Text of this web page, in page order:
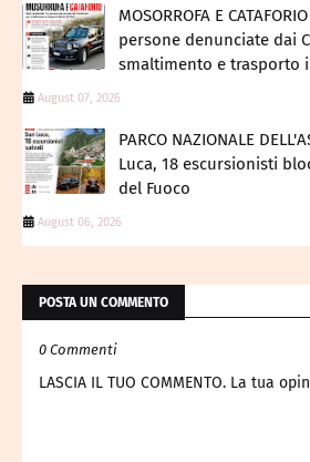
MOSORROFA E
persone denunciate dai
smaltimento e trasporto
August 07, 2026
PARCO NAZIONALE
Luca, 18 escursionisti
del Fuoco
August 06, 2026
POSTA UN COMMENTO
0 Commenti
LASCIA IL TUO COMMENTO. La tua